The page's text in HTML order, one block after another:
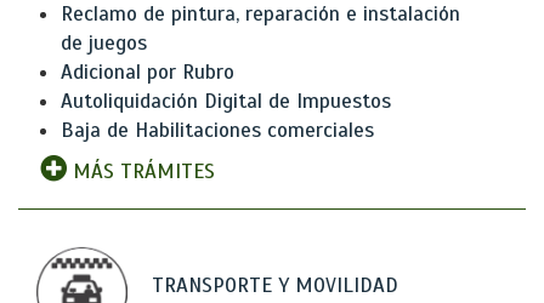
Reclamo de pintura, reparación e instalación
de juegos
Adicional por Rubro
Autoliquidación Digital de Impuestos
Baja de Habilitaciones comerciales
MÁS TRÁMITES
TRANSPORTE Y MOVILIDAD